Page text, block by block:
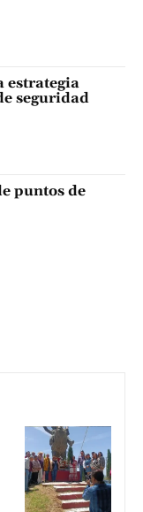
estrategia
seguridad
puntos de